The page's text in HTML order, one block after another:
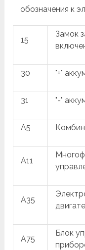
обозначения к
15
Замок
30 "+"
31 "-"
A5
A11
A35
A75
Блок